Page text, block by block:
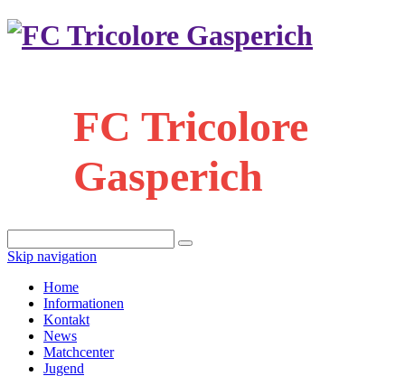
FC Tricolore
Gasperich
Skip navigation
Home
Informationen
Kontakt
News
Matchcenter
Jugend